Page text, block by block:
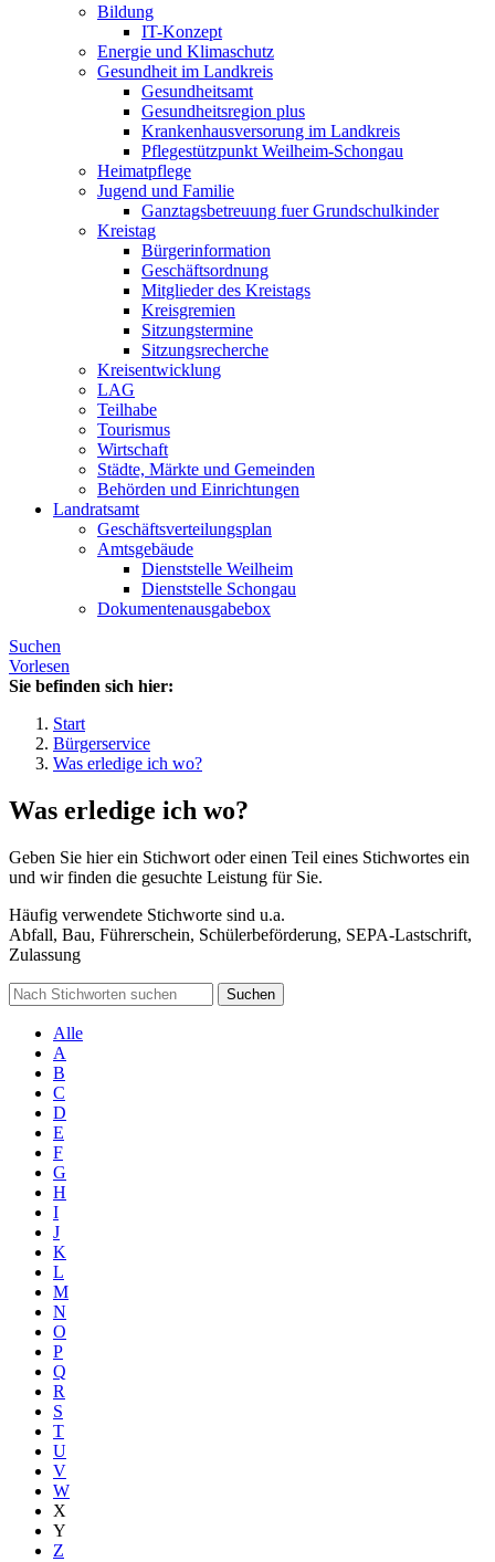
Bildung
IT-Konzept
Energie und Klimaschutz
Gesundheit im Landkreis
Gesundheitsamt
Gesundheitsregion plus
Krankenhausversorung im Landkreis
Pflegestützpunkt Weilheim-Schongau
Heimatpflege
Jugend und Familie
Ganztagsbetreuung fuer Grundschulkinder
Kreistag
Bürgerinformation
Geschäftsordnung
Mitglieder des Kreistags
Kreisgremien
Sitzungstermine
Sitzungsrecherche
Kreisentwicklung
LAG
Teilhabe
Tourismus
Wirtschaft
Städte, Märkte und Gemeinden
Behörden und Einrichtungen
Landratsamt
Geschäftsverteilungsplan
Amtsgebäude
Dienststelle Weilheim
Dienststelle Schongau
Dokumentenausgabebox
Suchen
Vorlesen
Sie befinden sich hier:
Start
Bürgerservice
Was erledige ich wo?
Was erledige ich wo?
Geben Sie hier ein Stichwort oder einen Teil eines Stichwortes ein
und wir finden die gesuchte Leistung für Sie.
Häufig verwendete Stichworte sind u.a.
Abfall, Bau, Führerschein, Schülerbeförderung, SEPA-Lastschrift,
Zulassung
Suchen
Alle
A
B
C
D
E
F
G
H
I
J
K
L
M
N
O
P
Q
R
S
T
U
V
W
X
Y
Z